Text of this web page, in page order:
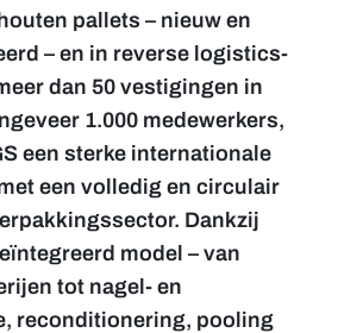
pallets – nieuw en
– en in reverse logistics-
dan 50 vestigingen in
1.000 medewerkers,
een sterke internationale
een volledig en circulair
Dankzij
model – van
tot nagel- en
reconditionering, pooling